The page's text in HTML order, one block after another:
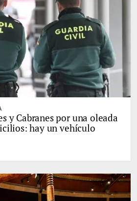
y Cabranes por una oleada
hay un vehículo